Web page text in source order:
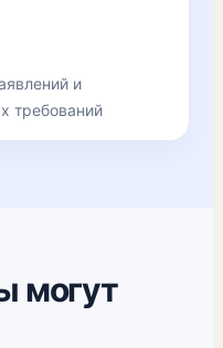
и
требований
могут